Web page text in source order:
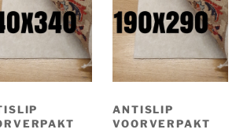
ANTISLIP
VOORVERPAKT